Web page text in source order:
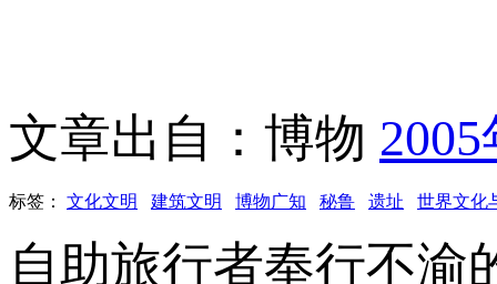
文章出自：博物
标签： 文化文明 建筑文明 博物广知 秘鲁 遗址 世界文化
自助旅行者奉行不渝